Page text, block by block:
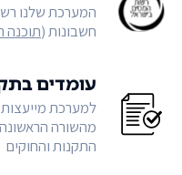
המערכת שלנו
חשבונות (תוכנה רשומה
עומדים
למערכת מייעצות
מהשורה
התקנות והחוקים